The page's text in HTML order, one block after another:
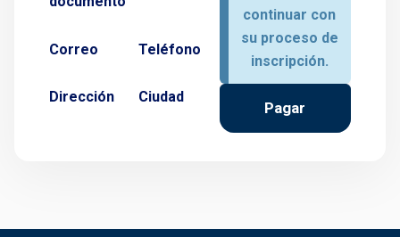
Correo Teléfono
Dirección Ciudad
continuar con
su proceso de
inscripción.
Pagar